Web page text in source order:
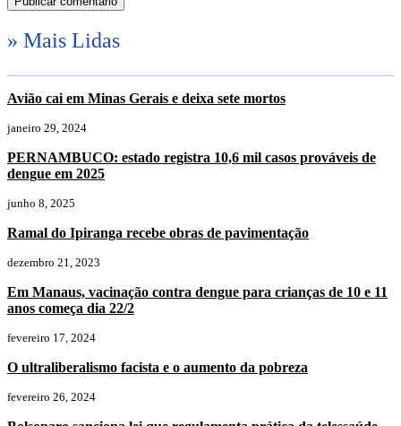
» Mais Lidas
Avião cai em Minas Gerais e deixa sete mortos
janeiro 29, 2024
PERNAMBUCO: estado registra 10,6 mil casos prováveis de
dengue em 2025
junho 8, 2025
Ramal do Ipiranga recebe obras de pavimentação
dezembro 21, 2023
Em Manaus, vacinação contra dengue para crianças de 10 e 11
anos começa dia 22/2
fevereiro 17, 2024
O ultraliberalismo facista e o aumento da pobreza
fevereiro 26, 2024